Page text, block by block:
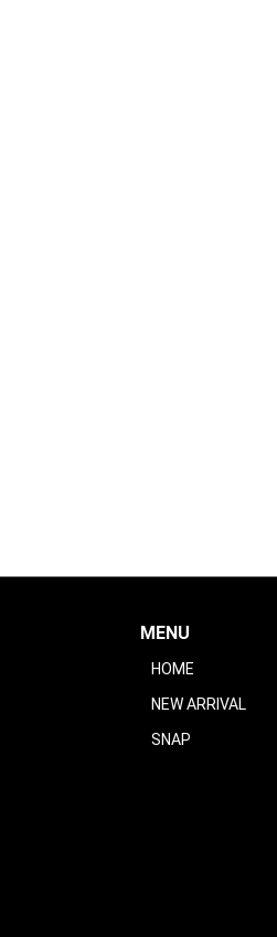
MENU
HOME
NEW ARRIVAL
SNAP